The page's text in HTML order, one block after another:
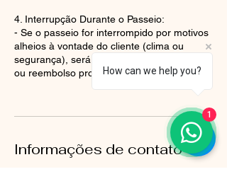
4. Interrupção Durante o Passeio:
- Se o passeio for interrompido por motivos
alheios à vontade do cliente (clima ou
segurança), será oferecida uma nova data
ou reembolso proporcional.
Informações de contato
How can we help you?
1